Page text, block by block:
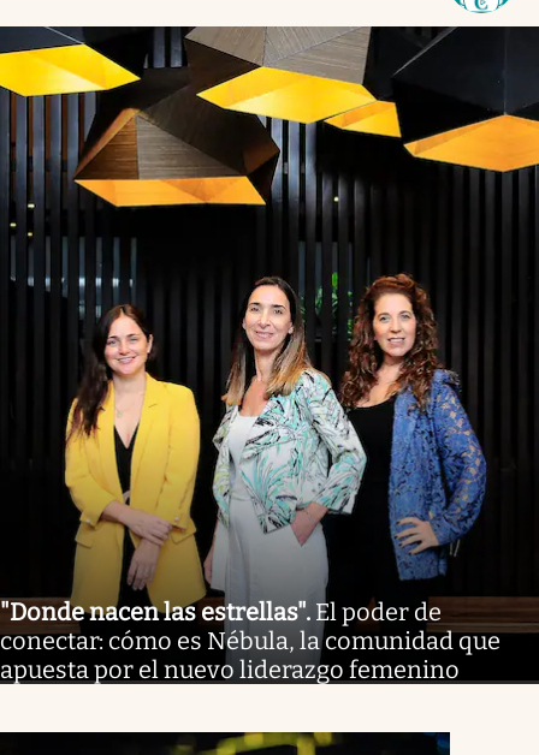
"Donde nacen las estrellas". El poder de
conectar: cómo es Nébula, la comunidad que
apuesta por el nuevo liderazgo femenino